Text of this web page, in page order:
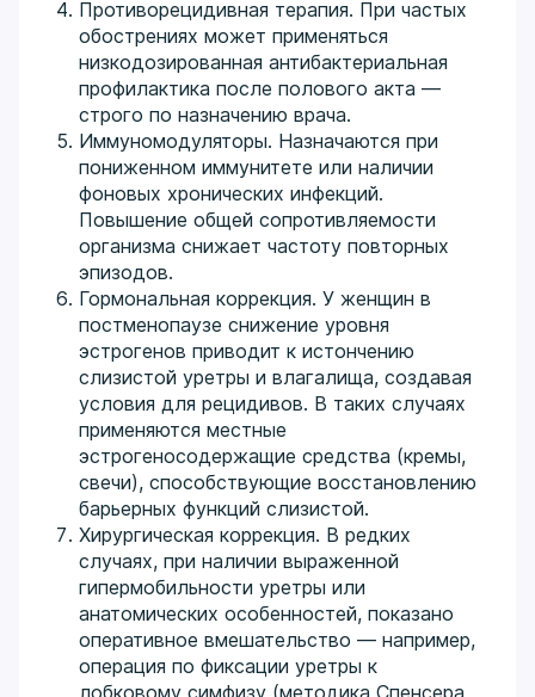
Противорецидивная терапия. При частых
обострениях может применяться
низкодозированная антибактериальная
профилактика после полового акта —
строго по назначению врача.
Иммуномодуляторы. Назначаются при
пониженном иммунитете или наличии
фоновых хронических инфекций.
Повышение общей сопротивляемости
организма снижает частоту повторных
эпизодов.
Гормональная коррекция. У женщин в
постменопаузе снижение уровня
эстрогенов приводит к истончению
слизистой уретры и влагалища, создавая
условия для рецидивов. В таких случаях
применяются местные
эстрогеносодержащие средства (кремы,
свечи), способствующие восстановлению
барьерных функций слизистой.
Хирургическая коррекция. В редких
случаях, при наличии выраженной
гипермобильности уретры или
анатомических особенностей, показано
оперативное вмешательство — например,
операция по фиксации уретры к